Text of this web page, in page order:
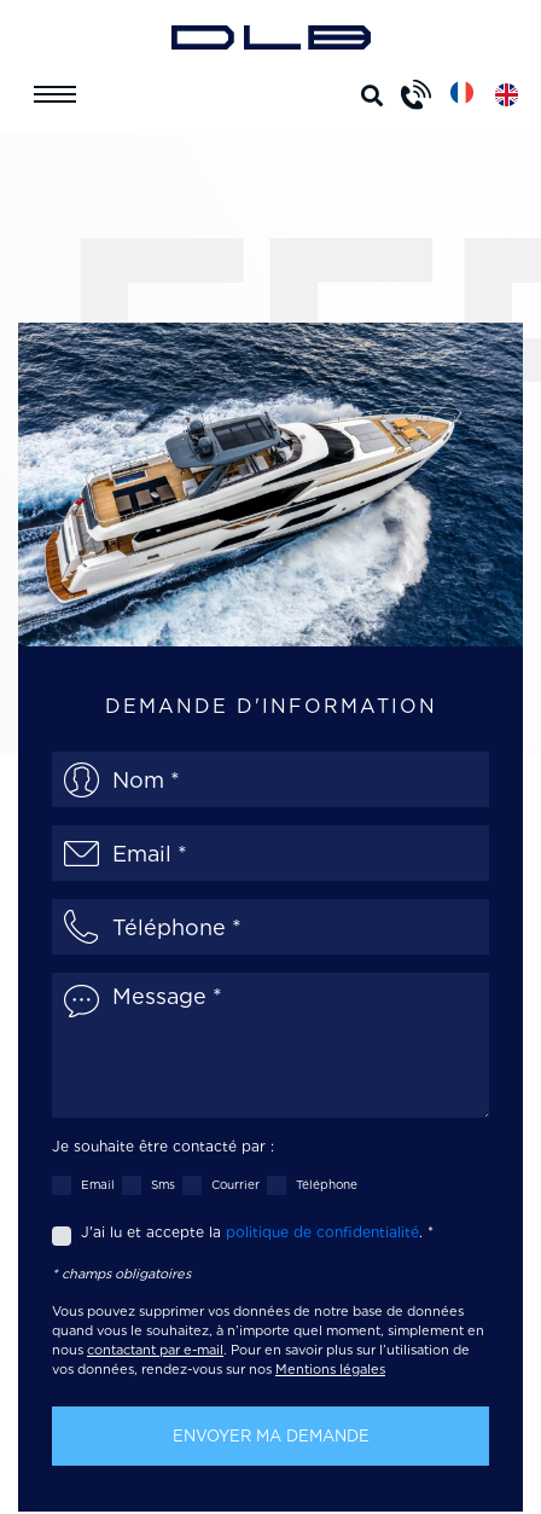
ACCUEIL FERRETTI 920
DEMANDE D'INFORMATION
Je souhaite être contacté par :
Email Sms Courrier Téléphone
J'ai lu et accepte la politique de confidentialité. *
* champs obligatoires
Vous pouvez supprimer vos données de notre base de données
quand vous le souhaitez, à n’importe quel moment, simplement en
nous contactant par e-mail. Pour en savoir plus sur l’utilisation de
vos données, rendez-vous sur nos Mentions légales
ENVOYER MA DEMANDE